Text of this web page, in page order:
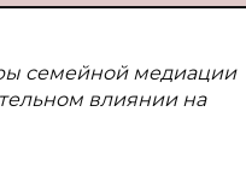
семейной медиации
влиянии на